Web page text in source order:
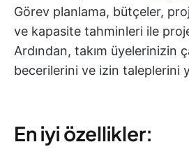
Görev planlama, bütçeler,
ve kapasite tahminleri ile
Ardından, takım üyelerinizin
becerilerini ve izin taleplerini
En iyi özellikler: